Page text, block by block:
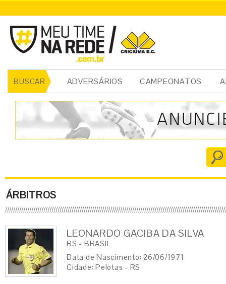
BUSCAR ADVERSÁRIOS CAMPEONATOS
ÁRBITROS
LEONARDO GACIBA DA SILVA
RS - BRASIL
Data de Nascimento: 26/06/1971
Cidade: Pelotas - RS